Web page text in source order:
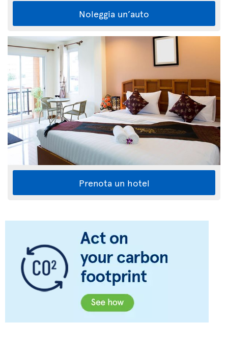
Noleggia un’auto
Prenota un hotel